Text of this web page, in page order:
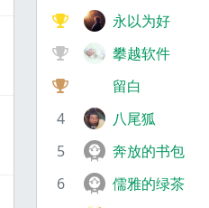
永以为好
攀越软件
留白
4
八尾狐
5
奔放的书包
6
儒雅的绿茶